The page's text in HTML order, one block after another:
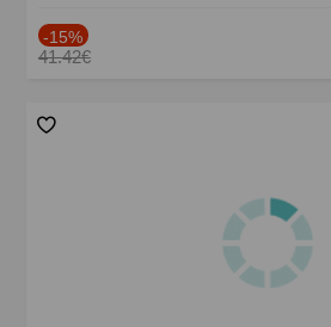
-15%
41.42€